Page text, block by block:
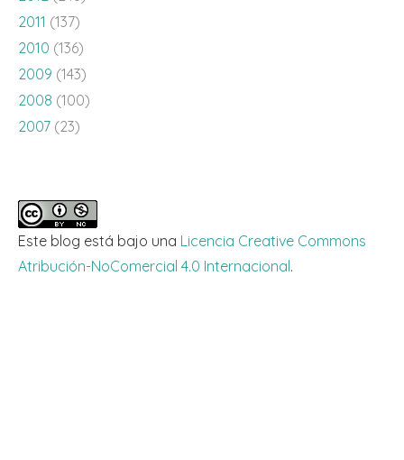
2011 (137)
2010 (136)
2009 (143)
2008 (100)
2007 (23)
Este blog está bajo una Licencia Creative Commons
Atribución-NoComercial 4.0 Internacional.